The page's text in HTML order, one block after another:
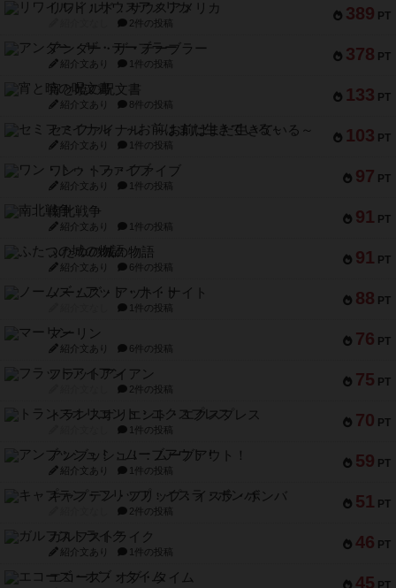
389 PT
リワイルド：サウスアメリカ
2件の投稿
378 PT
アンダー・ザ・テーブラー
紹介文あり 1件の投稿
133 PT
宵と暁の呪文書
紹介文あり 8件の投稿
103 PT
セミファイナル ～お前はまだ生きている～
紹介文あり 1件の投稿
97 PT
ワン・トゥ・ファイブ
紹介文あり 1件の投稿
91 PT
南北戦争
紹介文あり 1件の投稿
91 PT
ふたつの城の物語
紹介文あり 6件の投稿
88 PT
ノームズ・アット・ナイト
1件の投稿
76 PT
マーリン
紹介文あり 6件の投稿
75 PT
フラットアイアン
2件の投稿
70 PT
トランスオリエント・エクスプレス
1件の投稿
59 PT
アンブッシュ！：ムーブアウト！
紹介文あり 1件の投稿
51 PT
キャプテン・フリップ：イスラ・ボンバ
2件の投稿
46 PT
ガルフストライク
紹介文あり 1件の投稿
45 PT
エコーズ・オブ・タイム